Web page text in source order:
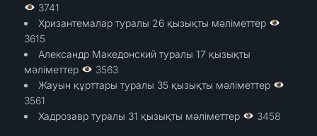
3741
Хризантемалар туралы 26 қызықты мәліметтер
3615
Александр Македонский туралы 17 қызықты
мәліметтер
3563
Жауын құрттары туралы 35 қызықты мәліметтер
3561
Хадрозавр туралы 31 қызықты мәліметтер
3458